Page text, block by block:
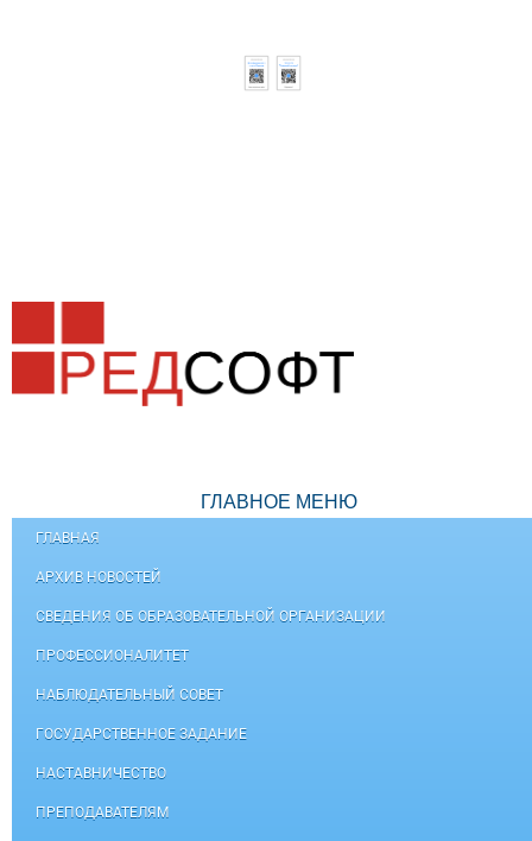
ГЛАВНОЕ МЕНЮ
ГЛАВНАЯ
АРХИВ НОВОСТЕЙ
СВЕДЕНИЯ ОБ ОБРАЗОВАТЕЛЬНОЙ ОРГАНИЗАЦИИ
ПРОФЕССИОНАЛИТЕТ
НАБЛЮДАТЕЛЬНЫЙ СОВЕТ
ГОСУДАРСТВЕННОЕ ЗАДАНИЕ
НАСТАВНИЧЕСТВО
ПРЕПОДАВАТЕЛЯМ